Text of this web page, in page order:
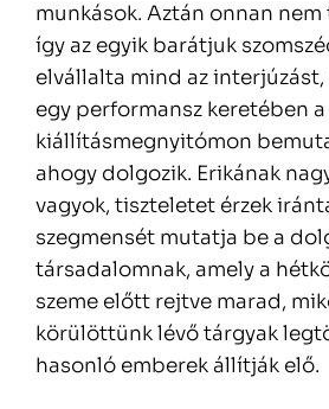
munkások. Aztán onnan
így az egyik barátjuk
elvállalta mind az
egy performansz keretében a
kiállításmegnyitómon
ahogy dolgozik. Erikának
vagyok, tiszteletet érzek
szegmensét mutatja be a
társadalomnak, amely a
szeme előtt rejtve marad,
körülöttünk lévő tárgyak
hasonló emberek állítják elő.